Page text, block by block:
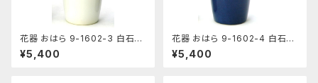
花器 おはら 9-1602-3 白石投
入 白 花瓶 フラワーベース
¥5,400
花器 おはら 9-1602-4 白石投
入 ナマコ 花瓶 フラワーベース
¥5,400